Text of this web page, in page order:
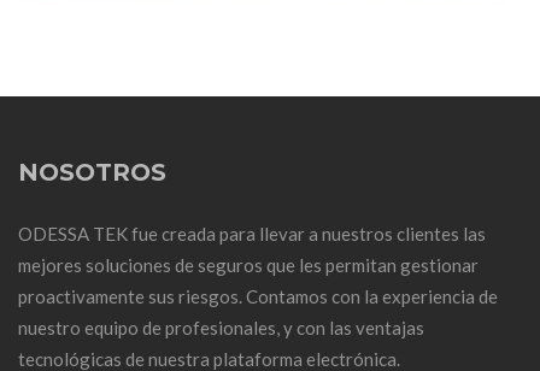
NOSOTROS
ODESSA TEK fue creada para llevar a nuestros clientes las
mejores soluciones de seguros que les permitan gestionar
proactivamente sus riesgos. Contamos con la experiencia de
nuestro equipo de profesionales, y con las ventajas
tecnológicas de nuestra plataforma electrónica.